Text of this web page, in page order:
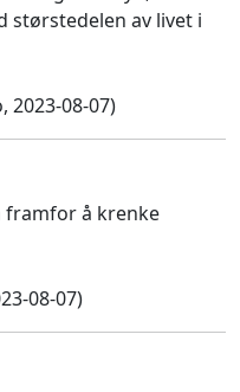
størstedelen av livet i
2023-08-07)
framfor å krenke
08-07)